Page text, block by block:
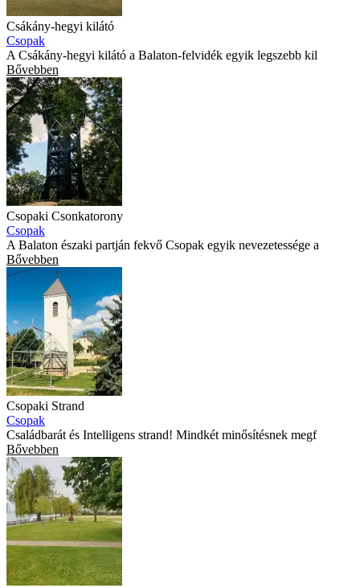
Csákány-hegyi kilátó
Csopak
A Csákány-hegyi kilátó a Balaton-felvidék egyik legszebb kil
Bővebben
Csopaki Csonkatorony
Csopak
A Balaton északi partján fekvő Csopak egyik nevezetessége a
Bővebben
Csopaki Strand
Csopak
Családbarát és Intelligens strand! Mindkét minősítésnek megf
Bővebben